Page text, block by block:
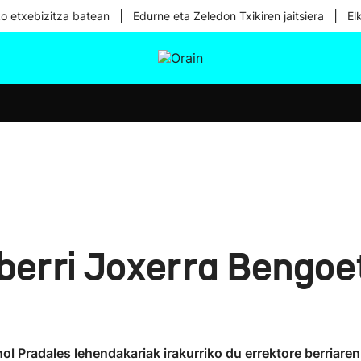
etxebizitza batean Edurne eta Zeledon Txikiren jaitsiera
Joxerra
Pradales lehendakariak irakurriko du errektore